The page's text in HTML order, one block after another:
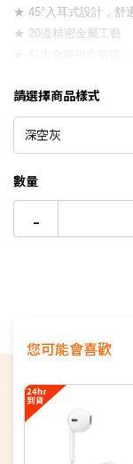
12期
★舊機回收★限
更多信用卡分期
★ 45°入耳式設計，舒
★ 20道精密金屬工藝
★ 單鍵線控，耐用不簡
請選擇商品樣式
深空灰
數量
-
您可能會喜歡